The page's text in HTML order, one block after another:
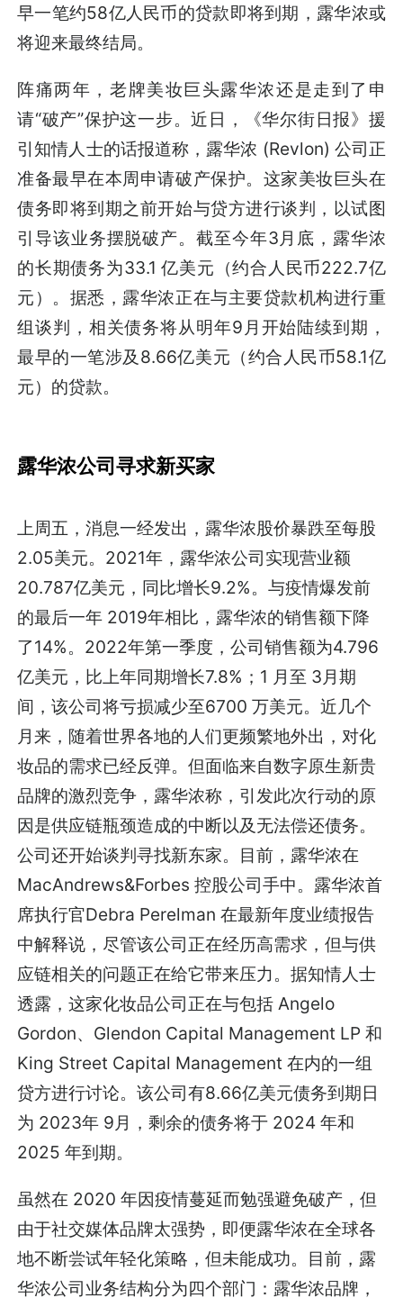
早一笔约58亿人民币的贷款即将到期，露华浓或
将迎来最终结局。
阵痛两年，老牌美妆巨头露华浓还是走到了申
请“破产”保护这一步。近日，《华尔街日报》援
引知情人士的话报道称，露华浓 (Revlon) 公司正
准备最早在本周申请破产保护。这家美妆巨头在
债务即将到期之前开始与贷方进行谈判，以试图
引导该业务摆脱破产。截至今年3月底，露华浓
的长期债务为33.1 亿美元（约合人民币222.7亿
元）。据悉，露华浓正在与主要贷款机构进行重
组谈判，相关债务将从明年9月开始陆续到期，
最早的一笔涉及8.66亿美元（约合人民币58.1亿
元）的贷款。
露华浓公司寻求新买家
上周五，消息一经发出，露华浓股价暴跌至每股
2.05美元。2021年，露华浓公司实现营业额
20.787亿美元，同比增长9.2%。与疫情爆发前
的最后一年 2019年相比，露华浓的销售额下降
了14%。2022年第一季度，公司销售额为4.796
亿美元，比上年同期增长7.8%；1 月至 3月期
间，该公司将亏损减少至6700 万美元。近几个
月来，随着世界各地的人们更频繁地外出，对化
妆品的需求已经反弹。但面临来自数字原生新贵
品牌的激烈竞争，露华浓称，引发此次行动的原
因是供应链瓶颈造成的中断以及无法偿还债务。
公司还开始谈判寻找新东家。目前，露华浓在
MacAndrews&Forbes 控股公司手中。露华浓首
席执行官Debra Perelman 在最新年度业绩报告
中解释说，尽管该公司正在经历高需求，但与供
应链相关的问题正在给它带来压力。据知情人士
透露，这家化妆品公司正在与包括 Angelo
Gordon、Glendon Capital Management LP 和
King Street Capital Management 在内的一组
贷方进行讨论。该公司有8.66亿美元债务到期日
为 2023年 9月，剩余的债务将于 2024 年和
2025 年到期。
虽然在 2020 年因疫情蔓延而勉强避免破产，但
由于社交媒体品牌太强势，即便露华浓在全球各
地不断尝试年轻化策略，但未能成功。目前，露
华浓公司业务结构分为四个部门：露华浓品牌，